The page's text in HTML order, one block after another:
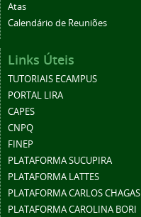
Atas
Calendário de Reuniões
Links Úteis
TUTORIAIS ECAMPUS
PORTAL LIRA
CAPES
CNPQ
FINEP
PLATAFORMA SUCUPIRA
PLATAFORMA LATTES
PLATAFORMA CARLOS CHAGAS
PLATAFORMA CAROLINA BORI